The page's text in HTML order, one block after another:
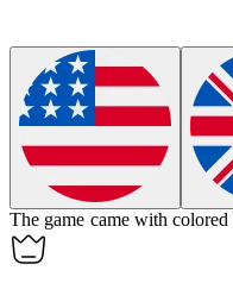
The game came with colored